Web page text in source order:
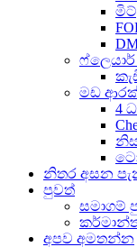
මඩ
4
නිතර අසන
පුවත්
සමාගම්
අපව අමතන්න